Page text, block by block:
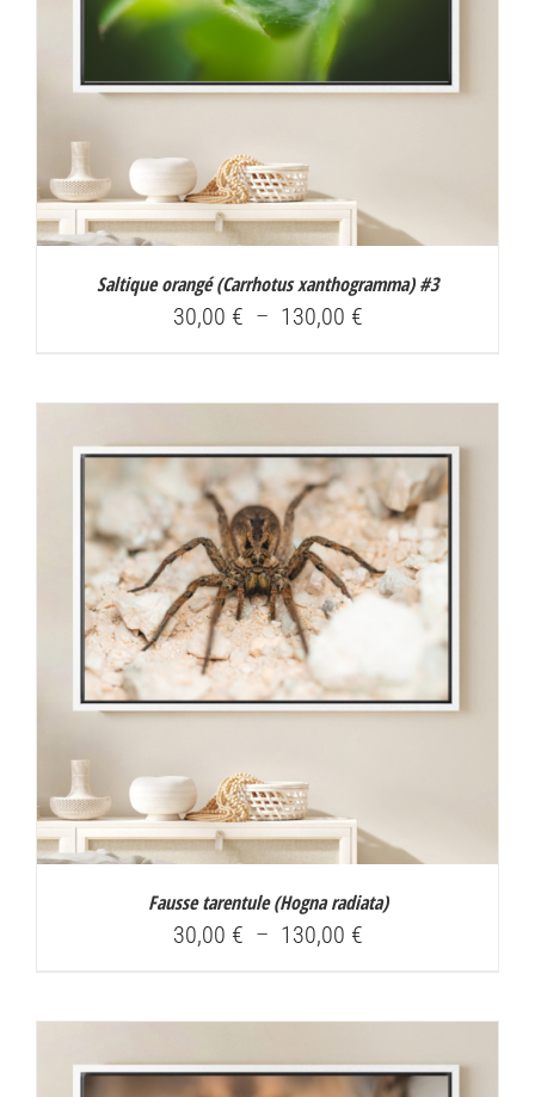
Saltique orangé (Carrhotus xanthogramma) #3
30,00 € – 130,00 €Plage
à
130,00 €
Fausse tarentule (Hogna radiata)
30,00 € – 130,00 €Plage
à